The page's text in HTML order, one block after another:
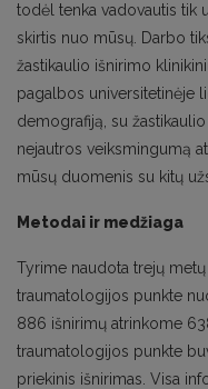
todėl tenka vadovautis tik
skirtis nuo mūsų. Darbo
žastikaulio išnirimo
pagalbos universitetinėje
demografiją, su
nejautros veiksmingumą
mūsų duomenis su kitų
Metodai ir medžiaga
Tyrime naudota trejų metų
traumatologijos punkte
886 išnirimų atrinkome
traumatologijos punkte
priekinis išnirimas. Visa